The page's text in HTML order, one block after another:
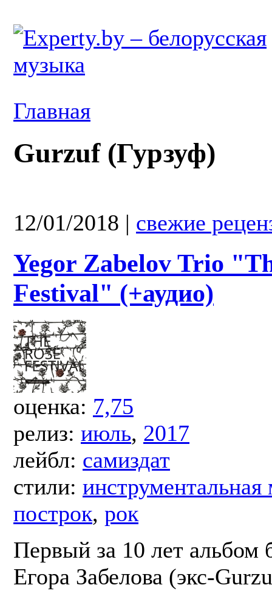
Главная
Gurzuf (Гурзуф)
12/01/2018 | свежие
Yegor Zabelov Trio
Festival" (+аудио)
оценка: 7,75
релиз: июль, 2017
лейбл: самиздат
стили: инструментальная
построк, рок
Первый за 10 лет альбом
Егора Забелова (экс-